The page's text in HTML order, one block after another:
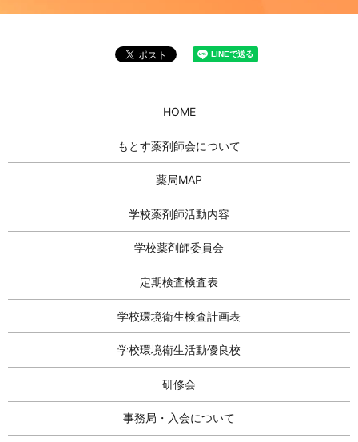
HOME
もとす薬剤師会について
薬局MAP
学校薬剤師活動内容
学校薬剤師委員会
定期検査検査表
学校環境衛生検査計画表
学校環境衛生活動優良校
研修会
事務局・入会について